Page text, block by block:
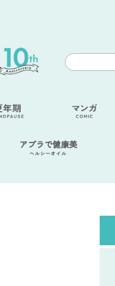
アブラで健康美
ヘルシーオイル